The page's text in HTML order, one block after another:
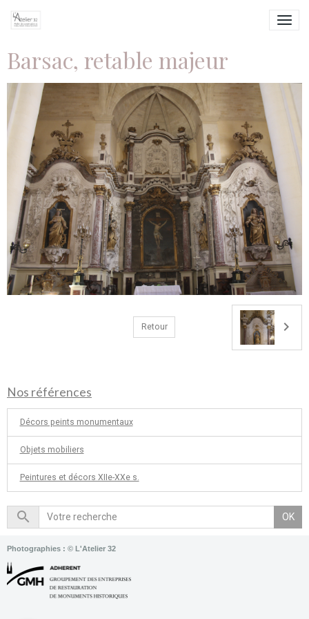
Barsac, retable majeur
Retour
Nos références
Décors peints monumentaux
Objets mobiliers
Peintures et décors XIIe-XXe s.
OK
Photographies : © L'Atelier 32